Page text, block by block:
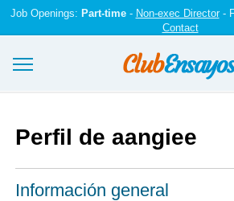
Job Openings: Part-time- Non-exec Director-
Contact
Registrarse
Iniciar sesión
Perfil de aangiee
Información general